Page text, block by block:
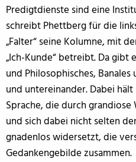
Predigtdienste sind eine
schreibt Phettberg für die
„Falter“ seine Kolumne, mit
„Ich-Kunde“ betreibt. Da gibt
und Philosophisches,
und untereinander. Dabei
Sprache, die durch
und sich dabei nicht selten
gnadenlos widersetzt, die
Gedankengebilde zusammen.